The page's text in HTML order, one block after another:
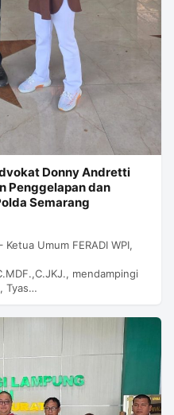
Donny Andretti
Penggelapan dan
Semarang
Ketua Umum FERADI WPI,
mendampingi
Tyas…